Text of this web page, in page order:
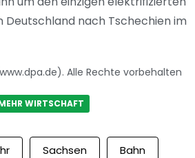
Deutschland nach Tschechien im
Alle Rechte vorbehalten
WIRTSCHAFT
Sachsen Bahn